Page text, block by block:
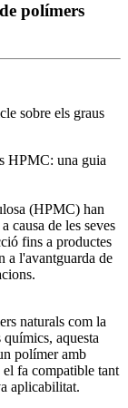
polímers
sobre els graus
HPMC: una guia
(HPMC) han
causa de les seves
fins a productes
a l'avantguarda de
naturals com la
aquesta
polímer amb
el fa compatible tant
aplicabilitat.